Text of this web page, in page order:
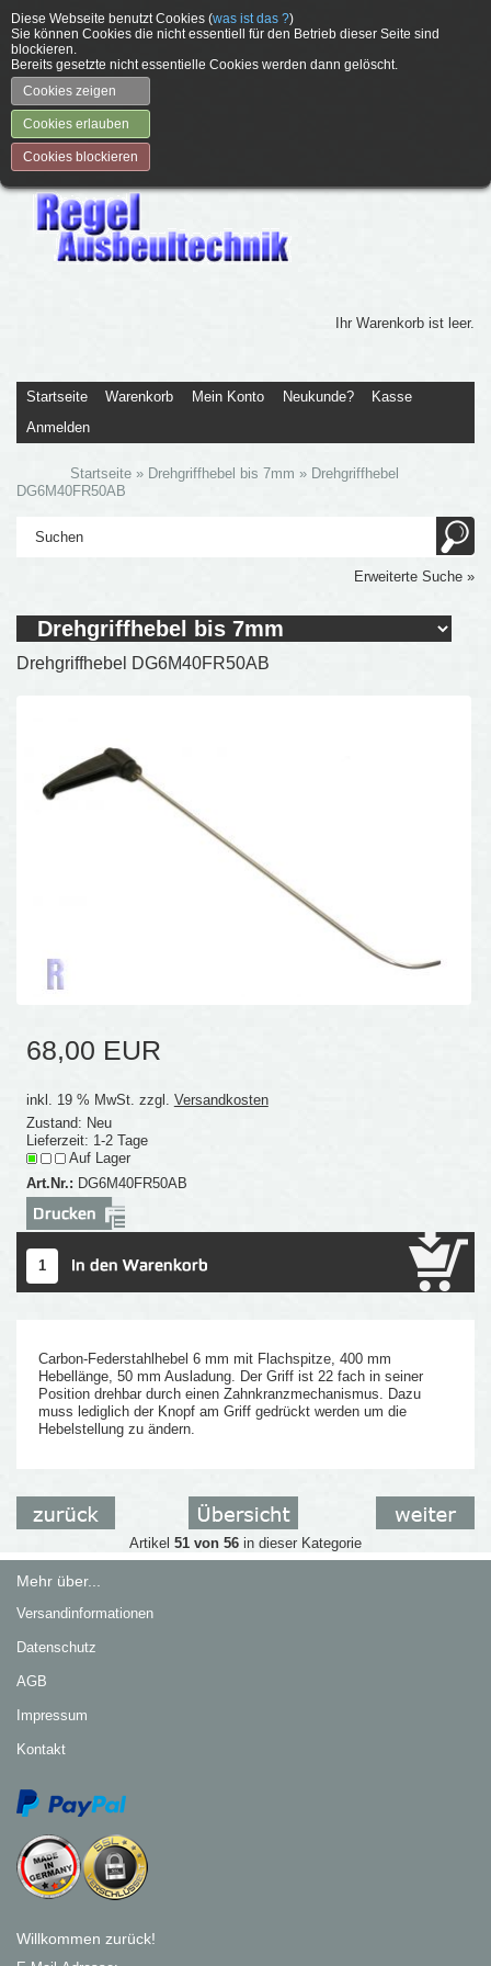
Diese Webseite benutzt Cookies (was ist das ?)
Sie können Cookies die nicht essentiell für den Betrieb dieser Seite sind
blockieren.
Bereits gesetzte nicht essentielle Cookies werden dann gelöscht.
Cookies zeigen
Cookies erlauben
Cookies blockieren
Ihr Warenkorb ist leer.
Startseite Warenkorb Mein Konto Neukunde?
Kasse
Anmelden
Startseite » Drehgriffhebel bis 7mm » Drehgriffhebel
DG6M40FR50AB
Erweiterte Suche »
Drehgriffhebel DG6M40FR50AB
68,00 EUR
inkl. 19 % MwSt. zzgl. Versandkosten
Zustand: Neu
Lieferzeit: 1-2 Tage
Auf Lager
Art.Nr.: DG6M40FR50AB
Carbon-Federstahlhebel 6 mm mit Flachspitze, 400 mm
Hebellänge, 50 mm Ausladung. Der Griff ist 22 fach in seiner
Position drehbar durch einen Zahnkranzmechanismus. Dazu
muss lediglich der Knopf am Griff gedrückt werden um die
Hebelstellung zu ändern.
Artikel 51 von 56in dieser Kategorie
Mehr über...
Versandinformationen
Datenschutz
AGB
Impressum
Kontakt
Willkommen zurück!